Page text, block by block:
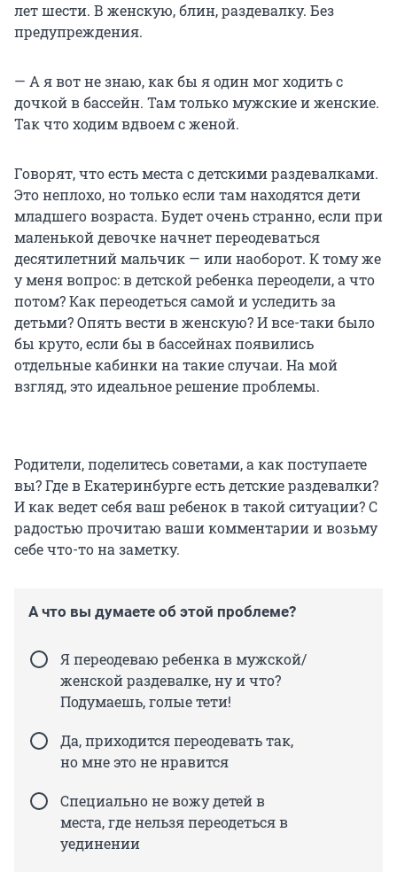
лет шести. В женскую, блин, раздевалку. Без
предупреждения.
— А я вот не знаю, как бы я один мог ходить с
дочкой в бассейн. Там только мужские и женские.
Так что ходим вдвоем с женой.
Говорят, что есть места с детскими раздевалками.
Это неплохо, но только если там находятся дети
младшего возраста. Будет очень странно, если при
маленькой девочке начнет переодеваться
десятилетний мальчик — или наоборот. К тому же
у меня вопрос: в детской ребенка переодели, а что
потом? Как переодеться самой и уследить за
детьми? Опять вести в женскую? И все-таки было
бы круто, если бы в бассейнах появились
отдельные кабинки на такие случаи. На мой
взгляд, это идеальное решение проблемы.
Родители, поделитесь советами, а как поступаете
вы? Где в Екатеринбурге есть детские раздевалки?
И как ведет себя ваш ребенок в такой ситуации? С
радостью прочитаю ваши комментарии и возьму
себе что-то на заметку.
А что вы думаете об этой проблеме?
Я переодеваю ребенка в мужской/
женской раздевалке, ну и что?
Подумаешь, голые тети!
Да, приходится переодевать так,
но мне это не нравится
Специально не вожу детей в
места, где нельзя переодеться в
уединении